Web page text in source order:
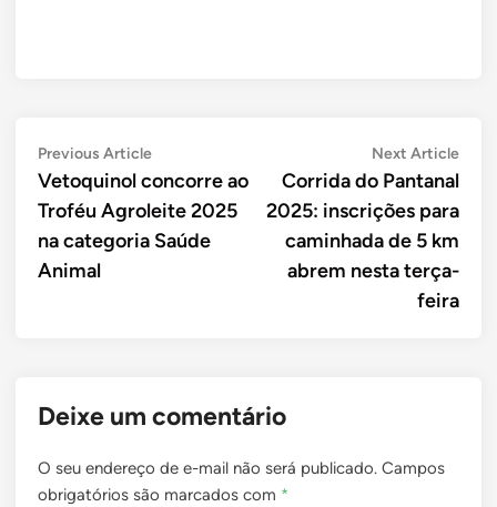
Navegação
de
Post
Previous ArticlePrevious
article:
Vetoquinol concorre ao
Troféu Agroleite 2025
na categoria Saúde
Animal
Next ArticleNext
Corrida do Pantanal
2025: inscrições para
caminhada de 5 km
abrem nesta terça-
feira
Deixe um comentário
O seu endereço de e-mail não será publicado. Campos
obrigatórios são marcados com *